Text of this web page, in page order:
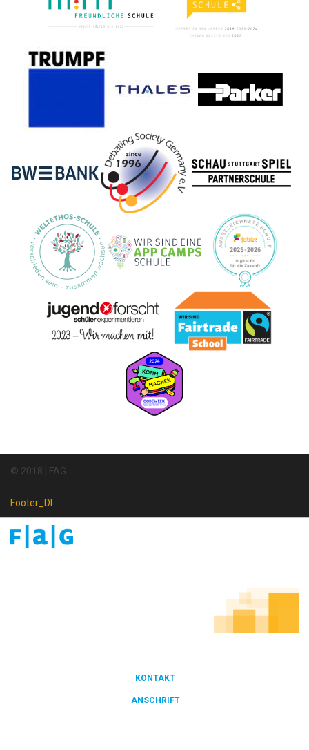
© 2018 | FAG
Footer_DI
KONTAKT
ANSCHRIFT